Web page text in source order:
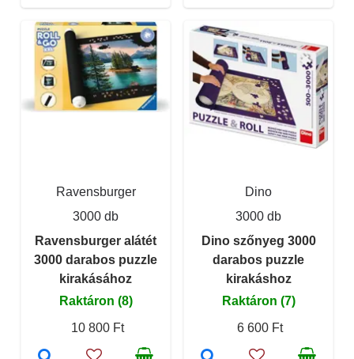
Ravensburger
3000 db
Ravensburger alátét
3000 darabos puzzle
kirakásához
Raktáron (8)
10 800 Ft
Dino
3000 db
Dino szőnyeg 3000
darabos puzzle
kirakáshoz
Raktáron (7)
6 600 Ft